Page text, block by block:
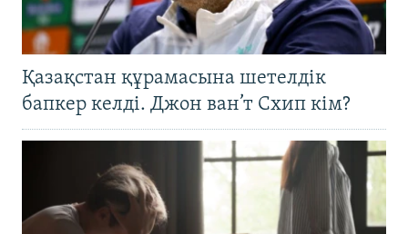
Қазақстан құрамасына шетелдік
бапкер келді. Джон ван’т Схип кім?